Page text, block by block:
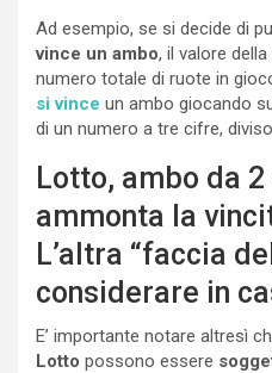
Ad esempio, se si decide di
vince un ambo, il valore
numero totale di ruote in
si vince un ambo giocando
di un numero a tre cifre,
Lotto, ambo da
ammonta la
L’altra “faccia
considerare in
E’ importante notare altresì
Lotto possono essere